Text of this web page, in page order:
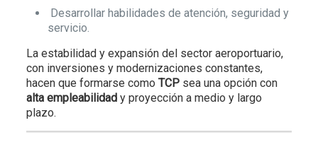
Desarrollar habilidades de atención, seguridad y
servicio.
La estabilidad y expansión del sector aeroportuario,
con inversiones y modernizaciones constantes,
hacen que formarse como TCPsea una opción con
alta empleabilidady proyección a medio y largo
plazo.